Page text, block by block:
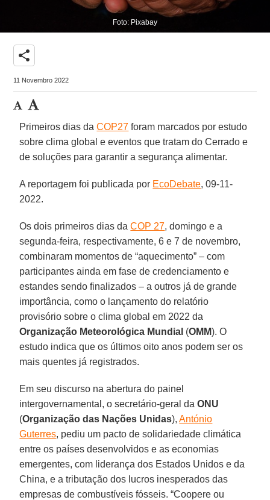
Foto: Pixabay
share
11 Novembro 2022
Primeiros dias daCOP27 foram marcados por estudo
sobre clima global e eventos que tratam do Cerrado e
de soluções para garantir a segurança alimentar.
A reportagem foi publicada por EcoDebate, 09-11-
2022.
Os dois primeiros dias daCOP 27, domingo e a
segunda-feira, respectivamente, 6 e 7 de novembro,
combinaram momentos de “aquecimento” – com
participantes ainda em fase de credenciamento e
estandes sendo finalizados – a outros já de grande
importância, como o lançamento do relatório
provisório sobre o clima global em 2022 da
Organização Meteorológica Mundial (OMM). O
estudo indica que os últimos oito anos podem ser os
mais quentes já registrados.
Em seu discurso na abertura do painel
intergovernamental, o secretário-geral daONU
(Organização das Nações Unidas),António
Guterres, pediu um pacto de solidariedade climática
entre os países desenvolvidos e as economias
emergentes, com liderança dos Estados Unidos e da
China, e a tributação dos lucros inesperados das
empresas de combustíveis fósseis. “Coopere ou